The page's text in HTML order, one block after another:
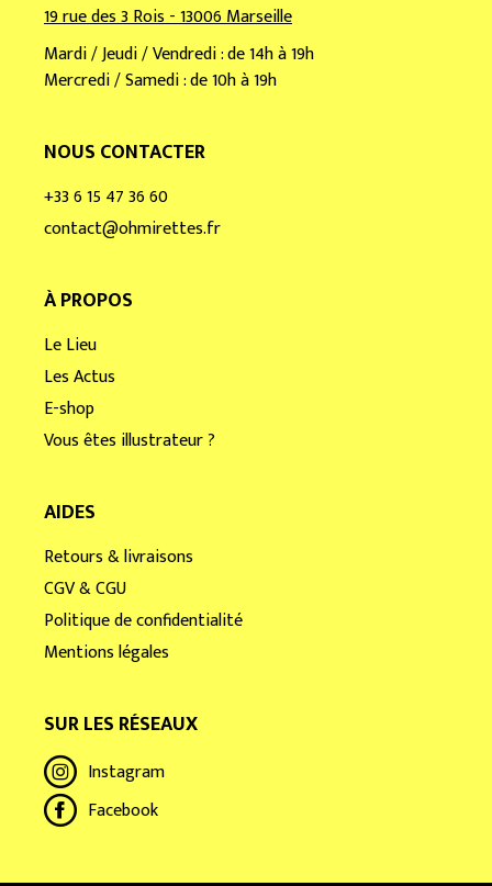
19 rue des 3 Rois - 13006 Marseille
Mardi / Jeudi / Vendredi : de 14h à 19h
Mercredi / Samedi : de 10h à 19h
NOUS CONTACTER
+33 6 15 47 36 60
contact@ohmirettes.fr
À PROPOS
Le Lieu
Les Actus
E-shop
Vous êtes illustrateur ?
AIDES
Retours & livraisons
CGV & CGU
Politique de confidentialité
Mentions légales
SUR LES RÉSEAUX
Instagram
Facebook